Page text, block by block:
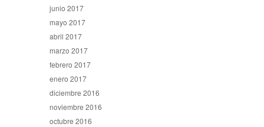
junio 2017
mayo 2017
abril 2017
marzo 2017
febrero 2017
enero 2017
diciembre 2016
noviembre 2016
octubre 2016